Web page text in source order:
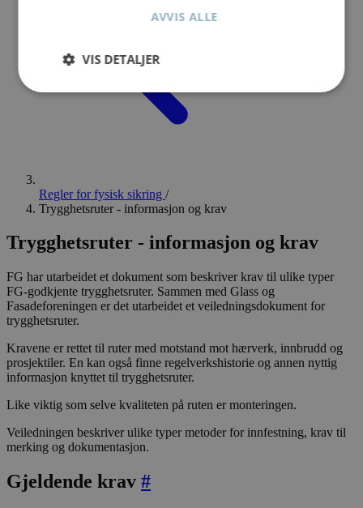
Regler for fysisk sikring /
Trygghetsruter - informasjon og krav
Trygghetsruter - informasjon og krav
FG har utarbeidet et dokument som beskriver krav til ulike typer
FG-godkjente trygghetsruter. Sammen med Glass og
Fasadeforeningen er det utarbeidet et veiledningsdokument for
trygghetsruter.
Kravene er rettet til ruter med motstand mot hærverk, innbrudd og
prosjektiler. En kan også finne regelverkshistorie og annen nyttig
informasjon knyttet til trygghetsruter.
Like viktig som selve kvaliteten på ruten er monteringen.
Veiledningen beskriver ulike typer metoder for innfestning, krav til
merking og dokumentasjon.
Gjeldende krav #
AVVIS ALLE
VIS DETALJER